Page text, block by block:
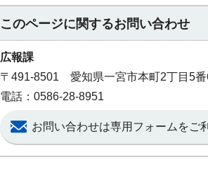
このページに関するお問い合わせ
広報課
〒491-8501 愛知県一宮市本町2丁目5
電話：0586-28-8951
お問い合わせは専用フォームをご